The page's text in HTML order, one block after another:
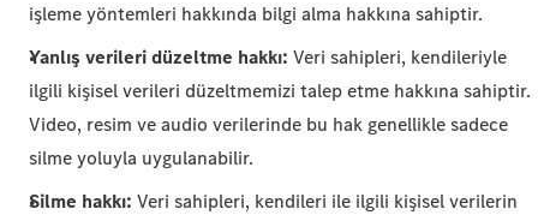
işleme yöntemleri hakkında bilgi alma hakkına sahiptir.
Yanlış verileri düzeltme hakkı: Veri sahipleri, kendileriyle
ilgili kişisel verileri düzeltmemizi talep etme hakkına sahiptir.
Video, resim ve audio verilerinde bu hak genellikle sadece
silme yoluyla uygulanabilir.
Silme hakkı: Veri sahipleri, kendileri ile ilgili kişisel verilerin